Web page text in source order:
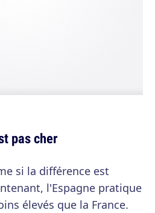
pas cher
si la différence est
l'Espagne pratique
élevés que la France.